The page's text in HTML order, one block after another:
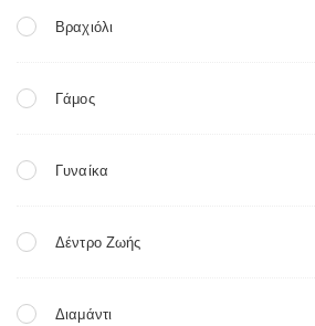
Βραχιόλι
Γάμος
Γυναίκα
Δέντρο Ζωής
Διαμάντι